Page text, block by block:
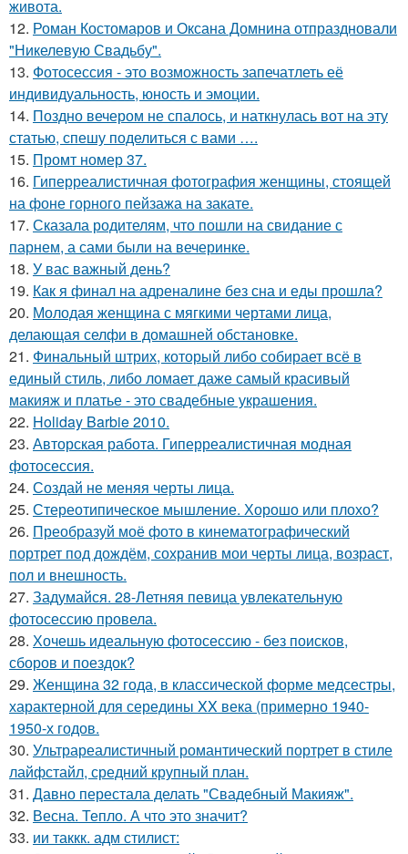
живота.
12. Роман Костомаров и Оксана Домнина отпраздновали
"Никелевую Свадьбу".
13. Фотосессия - это возможность запечатлеть её
индивидуальность, юность и эмоции.
14. Поздно вечером не спалось, и наткнулась вот на эту
статью, спешу поделиться с вами ….
15. Промт номер 37.
16. Гиперреалистичная фотография женщины, стоящей
на фоне горного пейзажа на закате.
17. Сказала родителям, что пошли на свидание с
парнем, а сами были на вечеринке.
18. У вас важный день?
19. Как я финал на адреналине без сна и еды прошла?
20. Молодая женщина с мягкими чертами лица,
делающая селфи в домашней обстановке.
21. Финальный штрих, который либо собирает всё в
единый стиль, либо ломает даже самый красивый
макияж и платье - это свадебные украшения.
22. Holiday Barbie 2010.
23. Авторская работа. Гиперреалистичная модная
фотосессия.
24. Создай не меняя черты лица.
25. Стереотипическое мышление. Хорошо или плохо?
26. Преобразуй моё фото в кинематографический
портрет под дождём, сохранив мои черты лица, возраст,
пол и внешность.
27. Задумайся. 28-Летняя певица увлекательную
фотосессию провела.
28. Хочешь идеальную фотосессию - без поисков,
сборов и поездок?
29. Женщина 32 года, в классической форме медсестры,
характерной для середины XX века (примерно 1940-
1950-х годов.
30. Ультрареалистичный романтический портрет в стиле
лайфстайл, средний крупный план.
31. Давно перестала делать "Свадебный Макияж".
32. Весна. Тепло. А что это значит?
33. ии таккк. адм стилист: